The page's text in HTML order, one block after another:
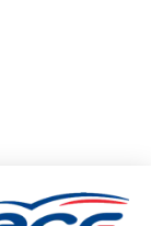
fenêtre)
fenêtre)
(nouvelle